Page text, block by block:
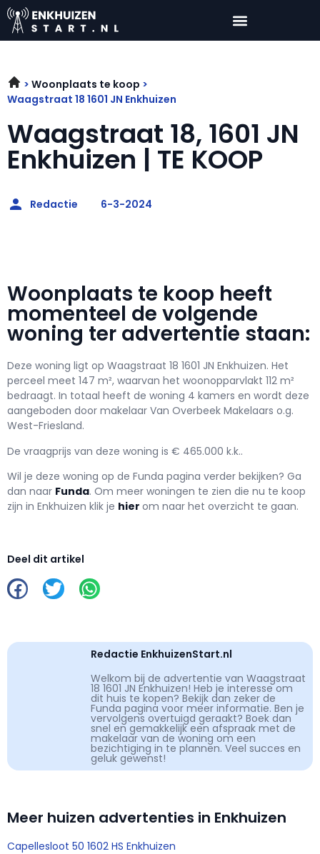
Woonplaats te koop
Waagstraat 18 1601 JN Enkhuizen
Waagstraat 18, 1601 JN
Enkhuizen | TE KOOP
Redactie 6-3-2024
Woonplaats te koop heeft
momenteel de volgende
woning ter advertentie staan:
Deze woning ligt op Waagstraat 18 1601 JN Enkhuizen. Het
perceel meet 147 m², waarvan het woonopparvlakt 112 m²
bedraagt. In totaal heeft de woning 4 kamers en wordt deze
aangeboden door makelaar Van Overbeek Makelaars o.g.
West-Friesland.
De vraagprijs van deze woning is € 465.000 k.k..
Wil je deze woning op de Funda pagina verder bekijken? Ga
dan naar Funda. Om meer woningen te zien die nu te koop
zijn in Enkhuizen klik je hier om naar het overzicht te gaan.
Deel dit artikel
Redactie EnkhuizenStart.nl
Welkom bij de advertentie van Waagstraat
18 1601 JN Enkhuizen! Heb je interesse om
dit huis te kopen? Bekijk dan zeker de
Funda pagina voor meer informatie. Ben je
vervolgens overtuigd geraakt? Boek dan
snel en gemakkelijk een afspraak met de
makelaar van de woning om een
bezichtiging in te plannen. Veel succes en
geluk gewenst!
Meer huizen advertenties in Enkhuizen
Capellesloot 50 1602 HS Enkhuizen